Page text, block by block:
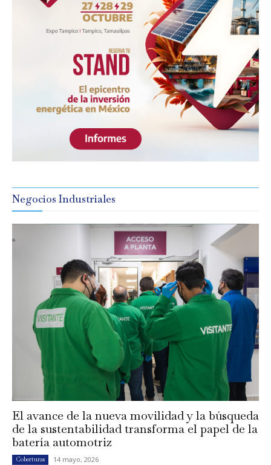
Negocios Industriales
El avance de la nueva movilidad y la búsqueda
de la sustentabilidad transforma el papel de la
batería automotriz
Coberturas 14 mayo, 2026